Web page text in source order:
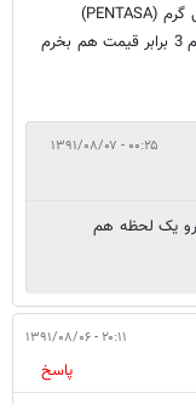
بابا تو رو خدا این نایاب شدن قرص پنتاسا 500 میلی گرم (PENTASA)
مخصوص التهاب روده را یکی پیگیری کنه من حاضرم 3 برابر قیمت هم بخرم
۰۰:۲۵ - ۱۳۹۱/۰۸/۰۷
یک لحظه هم
۲۰:۱۱ - ۱۳۹۱/۰۸/۰۶
پاسخ